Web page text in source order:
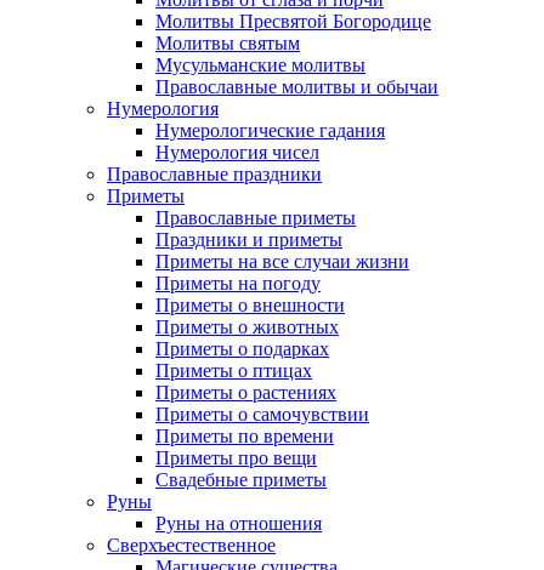
Молитвы Пресвятой Богородице
Молитвы святым
Мусульманские молитвы
Православные молитвы и обычаи
Нумерология
Нумерологические гадания
Нумерология чисел
Православные праздники
Приметы
Православные приметы
Праздники и приметы
Приметы на все случаи жизни
Приметы на погоду
Приметы о внешности
Приметы о животных
Приметы о подарках
Приметы о птицах
Приметы о растениях
Приметы о самочувствии
Приметы по времени
Приметы про вещи
Свадебные приметы
Руны
Руны на отношения
Сверхъестественное